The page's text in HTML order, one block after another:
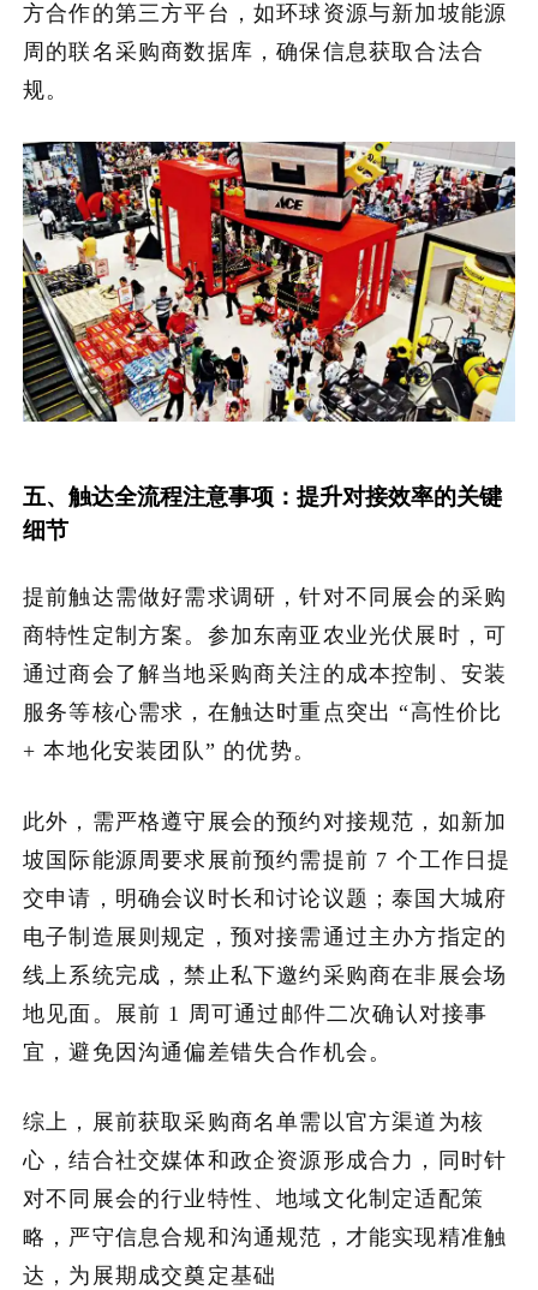
方合作的第三方平台，如环球资源与新加坡能源
周的联名采购商数据库，确保信息获取合法合
规。
五、触达全流程注意事项：提升对接效率的关键
细节
提前触达需做好需求调研，针对不同展会的采购
商特性定制方案。参加东南亚农业光伏展时，可
通过商会了解当地采购商关注的成本控制、安装
服务等核心需求，在触达时重点突出 “高性价比
+ 本地化安装团队” 的优势。
此外，需严格遵守展会的预约对接规范，如新加
坡国际能源周要求展前预约需提前 7 个工作日提
交申请，明确会议时长和讨论议题；泰国大城府
电子制造展则规定，预对接需通过主办方指定的
线上系统完成，禁止私下邀约采购商在非展会场
地见面。展前 1 周可通过邮件二次确认对接事
宜，避免因沟通偏差错失合作机会。
综上，展前获取采购商名单需以官方渠道为核
心，结合社交媒体和政企资源形成合力，同时针
对不同展会的行业特性、地域文化制定适配策
略，严守信息合规和沟通规范，才能实现精准触
达，为展期成交奠定基础